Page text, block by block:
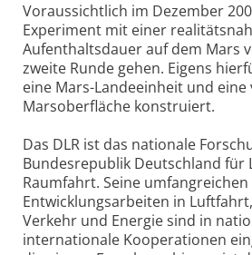
Voraussichtlich im Dezember
Experiment mit einer
Aufenthaltsdauer auf dem Mars
zweite Runde gehen. Eigens
eine Mars-Landeeinheit und
Marsoberfläche konstruiert.
Das DLR ist das nationale
Bundesrepublik Deutschland für
Raumfahrt. Seine
Entwicklungsarbeiten in
Verkehr und Energie sind in
internationale Kooperationen